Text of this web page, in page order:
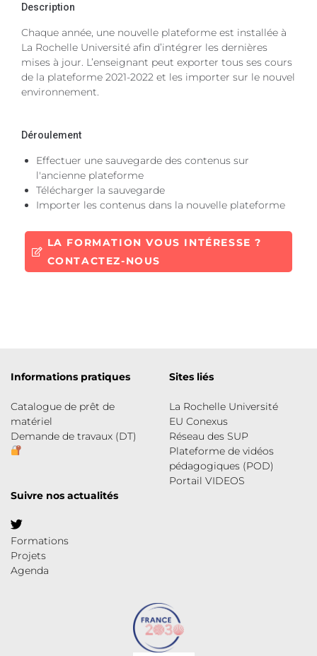
Description
Chaque année, une nouvelle plateforme est installée à
La Rochelle Université afin d’intégrer les dernières
mises à jour. L’enseignant peut exporter tous ses cours
de la plateforme 2021-2022 et les importer sur le nouvel
environnement.
Déroulement
Effectuer une sauvegarde des contenus sur
l'ancienne plateforme
Télécharger la sauvegarde
Importer les contenus dans la nouvelle plateforme
LA FORMATION VOUS INTÉRESSE ?
CONTACTEZ-NOUS
Informations pratiques
Catalogue de prêt de
matériel
Demande de travaux (DT)
Sites liés
La Rochelle Université
EU Conexus
Réseau des SUP
Plateforme de vidéos
pédagogiques (POD)
Portail VIDEOS
Suivre nos actualités
Formations
Projets
Agenda